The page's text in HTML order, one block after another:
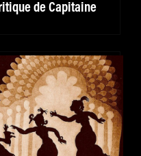
de Capitaine